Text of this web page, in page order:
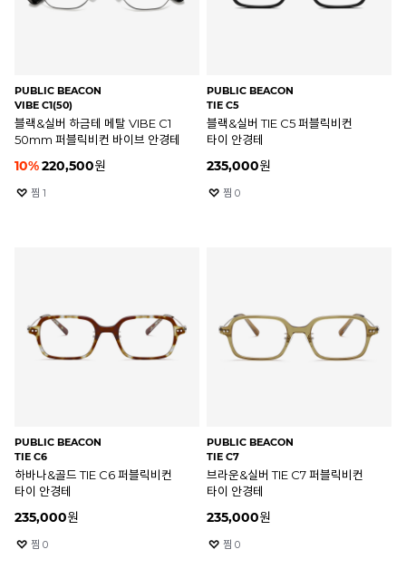
PUBLIC BEACON
VIBE C1(50)
블랙&실버 하금테 메탈 VIBE C1
50mm 퍼블릭비컨 바이브 안경테
10%220,500원
찜 1
PUBLIC BEACON
TIE C5
블랙&실버 TIE C5 퍼블릭비컨
타이 안경테
235,000원
찜 0
PUBLIC BEACON
TIE C6
하바나&골드 TIE C6 퍼블릭비컨
타이 안경테
235,000원
찜 0
PUBLIC BEACON
TIE C7
브라운&실버 TIE C7 퍼블릭비컨
타이 안경테
235,000원
찜 0